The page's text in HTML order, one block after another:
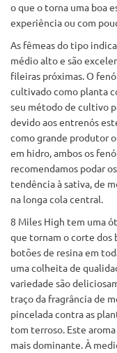
o que o torna uma boa
experiência ou com
As fêmeas do tipo
médio alto e são
fileiras próximas. O
cultivado como planta
seu método de cultivo
devido aos entrenós
como grande produtor
em hidro, ambos os
recomendamos podar
tendência à sativa, de
na longa cola central.
8 Miles High tem uma
que tornam o corte dos
botões de resina em
uma colheita de
variedade são
traço da fragrância de
pincelada contra as
tom terroso. Este
mais dominante. À